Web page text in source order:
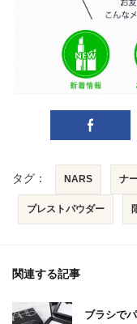
タグ： NARS ナ
プレストパウダー
関連する記事
ブラシで